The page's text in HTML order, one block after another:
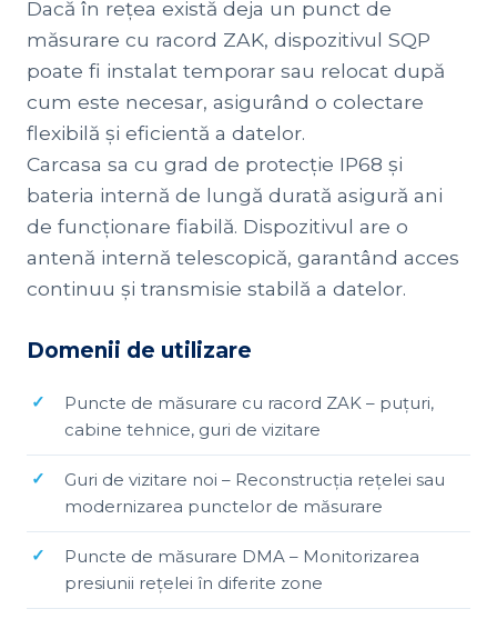
Dacă în rețea există deja un punct de
măsurare cu racord ZAK, dispozitivul SQP
poate fi instalat temporar sau relocat după
cum este necesar, asigurând o colectare
flexibilă și eficientă a datelor.
Carcasa sa cu grad de protecție IP68 și
bateria internă de lungă durată asigură ani
de funcționare fiabilă. Dispozitivul are o
antenă internă telescopică, garantând acces
continuu și transmisie stabilă a datelor.
Domenii de utilizare
Puncte de măsurare cu racord ZAK – puțuri,
cabine tehnice, guri de vizitare
Guri de vizitare noi – Reconstrucția rețelei sau
modernizarea punctelor de măsurare
Puncte de măsurare DMA – Monitorizarea
presiunii rețelei în diferite zone